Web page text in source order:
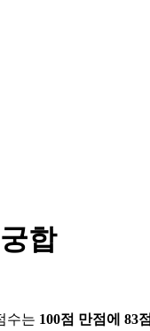
합
수는 100점 만점에 83점